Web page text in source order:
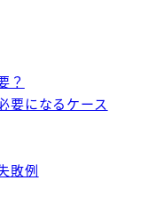
？
要になるケース
敗例